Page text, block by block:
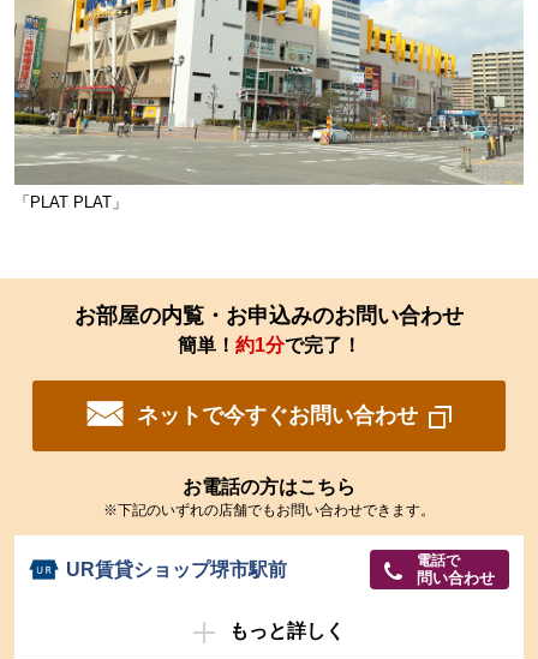
「PLAT PLAT」
お部屋の内覧・お申込みのお問い合わせ
簡単！ 約1分で完了！
ネットで今すぐお問い合わせ
お電話の方はこちら
※下記のいずれの店舗でもお問い合わせできます。
UR賃貸ショップ堺市駅前 電話で
問い合わせ
もっと詳しく